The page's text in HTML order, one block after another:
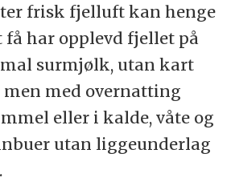
frisk fjelluft kan henge
få har opplevd fjellet på
surmjølk, utan kart
med overnatting
eller i kalde, våte og
utan liggeunderlag